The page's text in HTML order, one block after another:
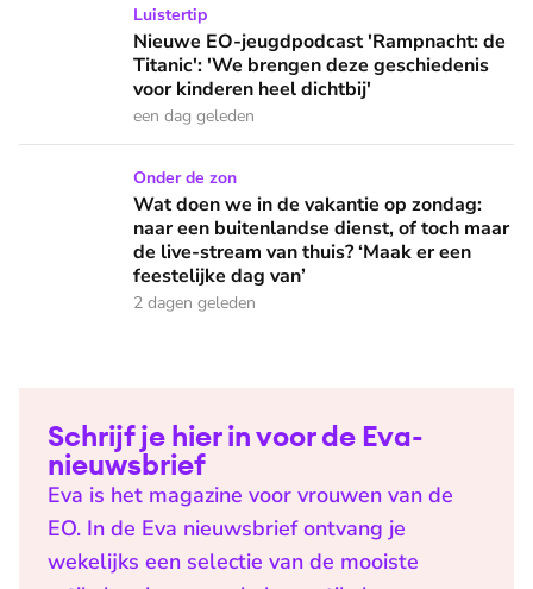
Nieuwe EO-jeugdpodcast 'Rampnacht: de Titanic': 'We
Luistertip
Nieuwe EO-jeugdpodcast 'Rampnacht: de
Titanic': 'We brengen deze geschiedenis
voor kinderen heel dichtbij'
een dag geleden
Wat doen we in de vakantie op zondag: naar een
Onder de zon
Wat doen we in de vakantie op zondag:
naar een buitenlandse dienst, of toch maar
de live-stream van thuis? ‘Maak er een
feestelijke dag van’
2 dagen geleden
Schrijf je hier in voor de Eva-
nieuwsbrief
Eva is het magazine voor vrouwen van de
EO. In de Eva nieuwsbrief ontvang je
wekelijks een selectie van de mooiste